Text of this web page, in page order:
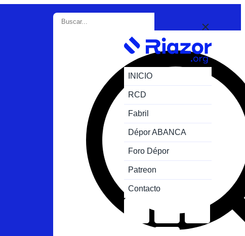
INICIO
RCD
Fabril
Dépor ABANCA
Foro Dépor
Patreon
Contacto